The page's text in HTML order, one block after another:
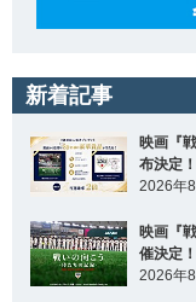
新着記事
映画『
布決定！
2026年
映画『
催決定！
2026年